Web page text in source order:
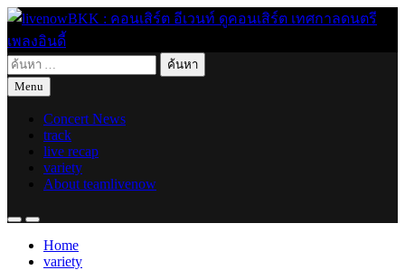
Skip
content
livenowBKK : คอนเสิร์ต อีเวนท์ ดูคอนเสิร์ต เทศกาลดนตรี เพลง
อินดี้
live for today
ค้นหา
สำหรับ:
Menu
Concert News
track
live recap
variety
About teamlivenow
Home
variety